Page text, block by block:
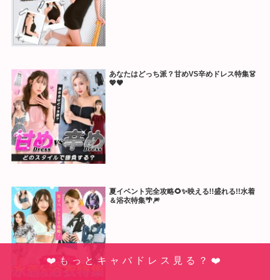
❤️もっとキャバドレス見る？❤️
あなたはどっち派？甘めVS辛めドレス特集👗
💖🖤
夏イベント完全攻略🌻✨映える!!盛れる!!水着
＆浴衣特集🌴🎆